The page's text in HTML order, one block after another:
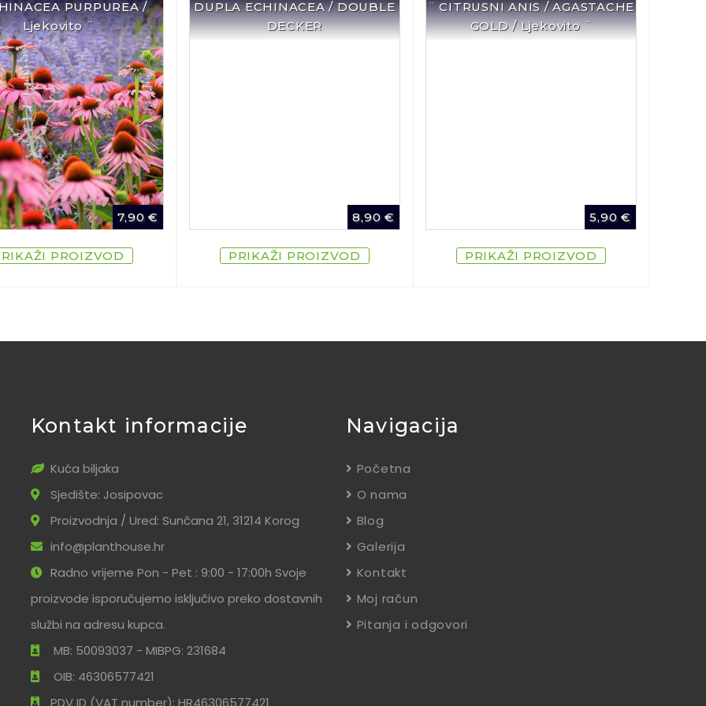
PURPUREA /
Ljekovito ¨
7,90€
PROIZVOD
DUPLA ECHINACEA / DOUBLE
DECKER
8,90€
PRIKAŽI PROIZVOD
¨ CITRUSNI ANIS / AGASTACHE
GOLD / Ljekovito ¨
5,90€
PRIKAŽI PROIZVOD
Kontakt informacije
Kuća biljaka
Sjedište: Josipovac
Proizvodnja / Ured: Sunčana 21, 31214 Korog
info@planthouse.hr
Radno vrijeme Pon - Pet : 9:00 - 17:00h Svoje
proizvode isporučujemo isključivo preko dostavnih
službi na adresu kupca.
MB: 50093037 - MIBPG: 231684
OIB: 46306577421
PDV ID (VAT number): HR46306577421
Navigacija
Početna
O nama
Blog
Galerija
Kontakt
Moj račun
Pitanja i odgovori